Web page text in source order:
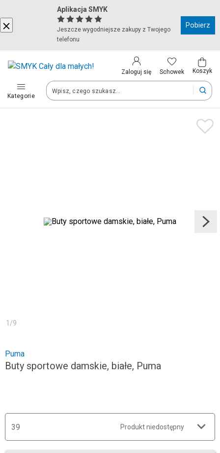
Aplikacja SMYK
Jeszcze wygodniejsze zakupy z Twojego
telefonu
Pobierz
Zaloguj się Schowek Koszyk
Kategorie
Kraj i język
Polska (Poland)
Twoje zamówienia dostarczymy na teren wybranego kraju.
Zapisz
1 /9
Puma
Buty sportowe damskie, białe, Puma
39 Produkt niedostępny